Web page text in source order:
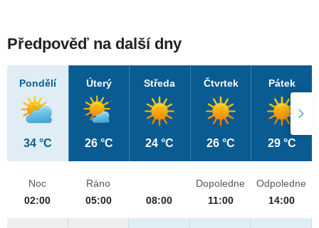
Předpověď na další dny
Pondělí
34 °C
Úterý
26 °C
Středa
24 °C
Čtvrtek
26 °C
Pátek
29 °C
Noc
02:00
Ráno
05:00
08:00
Dopoledne
11:00
Odpoledne
14:00